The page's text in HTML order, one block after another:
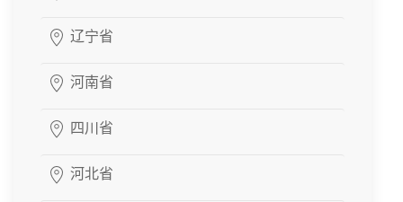
辽宁省
河南省
四川省
河北省